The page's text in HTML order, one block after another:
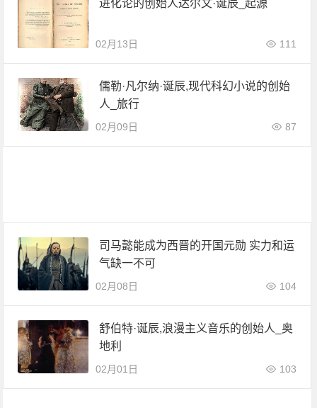
进化论的创始人达尔文·诞辰_起源
02月13日 111
儒勒·凡尔纳·诞辰,现代科幻小说的创始
人_旅行
02月09日 87
司马懿能成为西晋的开国元勋 实力和运
气缺一不可
02月08日 104
舒伯特·诞辰,浪漫主义音乐的创始人_奥
地利
02月01日 103